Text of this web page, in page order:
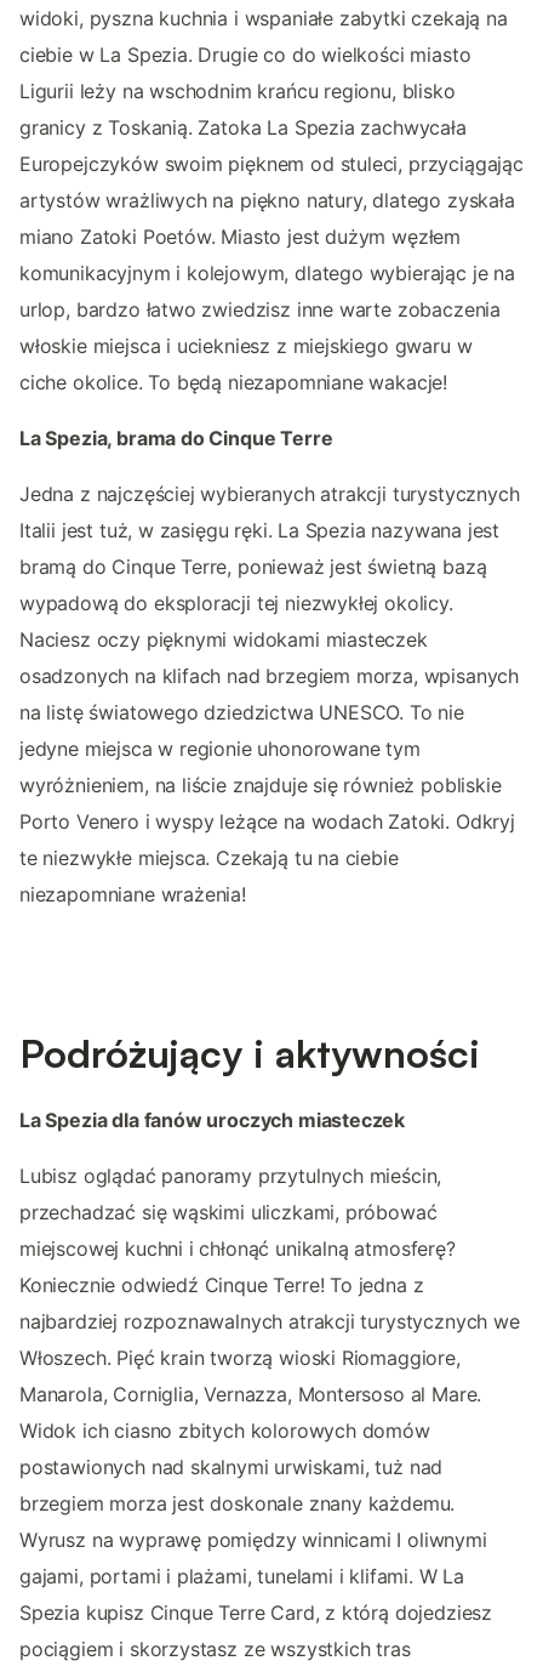
widoki, pyszna kuchnia i wspaniałe zabytki czekają na
ciebie w La Spezia. Drugie co do wielkości miasto
Ligurii leży na wschodnim krańcu regionu, blisko
granicy z Toskanią. Zatoka La Spezia zachwycała
Europejczyków swoim pięknem od stuleci, przyciągając
artystów wrażliwych na piękno natury, dlatego zyskała
miano Zatoki Poetów. Miasto jest dużym węzłem
komunikacyjnym i kolejowym, dlatego wybierając je na
urlop, bardzo łatwo zwiedzisz inne warte zobaczenia
włoskie miejsca i uciekniesz z miejskiego gwaru w
ciche okolice. To będą niezapomniane wakacje!
La Spezia, brama do Cinque Terre
Jedna z najczęściej wybieranych atrakcji turystycznych
Italii jest tuż, w zasięgu ręki. La Spezia nazywana jest
bramą do Cinque Terre, ponieważ jest świetną bazą
wypadową do eksploracji tej niezwykłej okolicy.
Naciesz oczy pięknymi widokami miasteczek
osadzonych na klifach nad brzegiem morza, wpisanych
na listę światowego dziedzictwa UNESCO. To nie
jedyne miejsca w regionie uhonorowane tym
wyróżnieniem, na liście znajduje się również pobliskie
Porto Venero i wyspy leżące na wodach Zatoki. Odkryj
te niezwykłe miejsca. Czekają tu na ciebie
niezapomniane wrażenia!
Podróżujący i aktywności
La Spezia dla fanów uroczych miasteczek
Lubisz oglądać panoramy przytulnych mieścin,
przechadzać się wąskimi uliczkami, próbować
miejscowej kuchni i chłonąć unikalną atmosferę?
Koniecznie odwiedź Cinque Terre! To jedna z
najbardziej rozpoznawalnych atrakcji turystycznych we
Włoszech. Pięć krain tworzą wioski Riomaggiore,
Manarola, Corniglia, Vernazza, Montersoso al Mare.
Widok ich ciasno zbitych kolorowych domów
postawionych nad skalnymi urwiskami, tuż nad
brzegiem morza jest doskonale znany każdemu.
Wyrusz na wyprawę pomiędzy winnicami I oliwnymi
gajami, portami i plażami, tunelami i klifami. W La
Spezia kupisz Cinque Terre Card, z którą dojedziesz
pociągiem i skorzystasz ze wszystkich tras